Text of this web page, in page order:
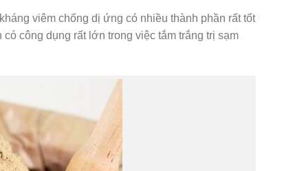
viêm chống dị ứng có nhiều thành phần rất tốt
công dụng rất lớn trong việc tắm trắng trị sạm